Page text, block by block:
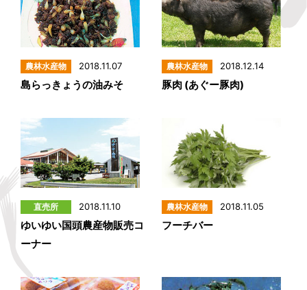
2018.11.07
島らっきょうの油みそ
2018.12.14
豚肉 (あぐー豚肉)
2018.11.10
ゆいゆい国頭農産物販売コ
ーナー
2018.11.05
フーチバー